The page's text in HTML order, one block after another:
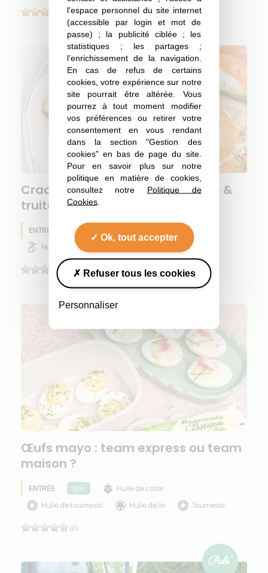
l'espace personnel du site internet
(accessible par login et mot de
passe) ; la publicité ciblée ; les
statistiques ; les partages ;
l’enrichissement de la navigation.
En cas de refus de certains
cookies, votre expérience sur notre
site pourrait être altérée. Vous
pourrez à tout moment modifier
vos préférences ou retirer votre
consentement en vous rendant
dans la section "Gestion des
cookies" en bas de page du site.
Pour en savoir plus sur notre
politique en matière de cookies,
consultez notre Politique de
Cookies.
Ok, tout accepter
Refuser tous les cookies
Personnaliser
(1)
Crackers au lin jaune, skyr citron &
truite fumée
ENTRÉE Eté
Lin
Huile d'olive
(0)
Œufs mayo : team express ou team
maison ?
ENTRÉE Eté
Huile de colza
Huile de tournesol
Huile de lin Tournesol
(0)